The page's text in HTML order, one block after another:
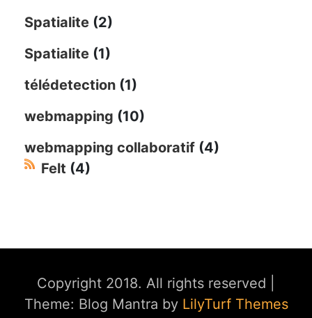
Spatialite (2)
Spatialite (1)
télédetection (1)
webmapping (10)
webmapping collaboratif (4)
Felt (4)
Copyright 2018. All rights reserved
Theme: Blog Mantra by LilyTurf Themes